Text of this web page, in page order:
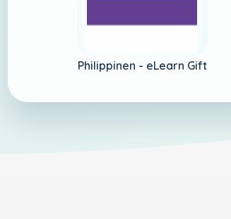
Philippinen - eLearn Gift